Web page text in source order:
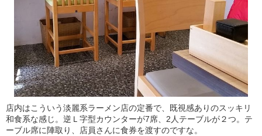
店内はこういう淡麗系ラーメン店の定番で、既視感ありのスッキリ
和食系な感じ。逆Ｌ字型カウンターが7席、2人テーブルが２つ。テ
ーブル席に陣取り、店員さんに食券を渡すのですな。